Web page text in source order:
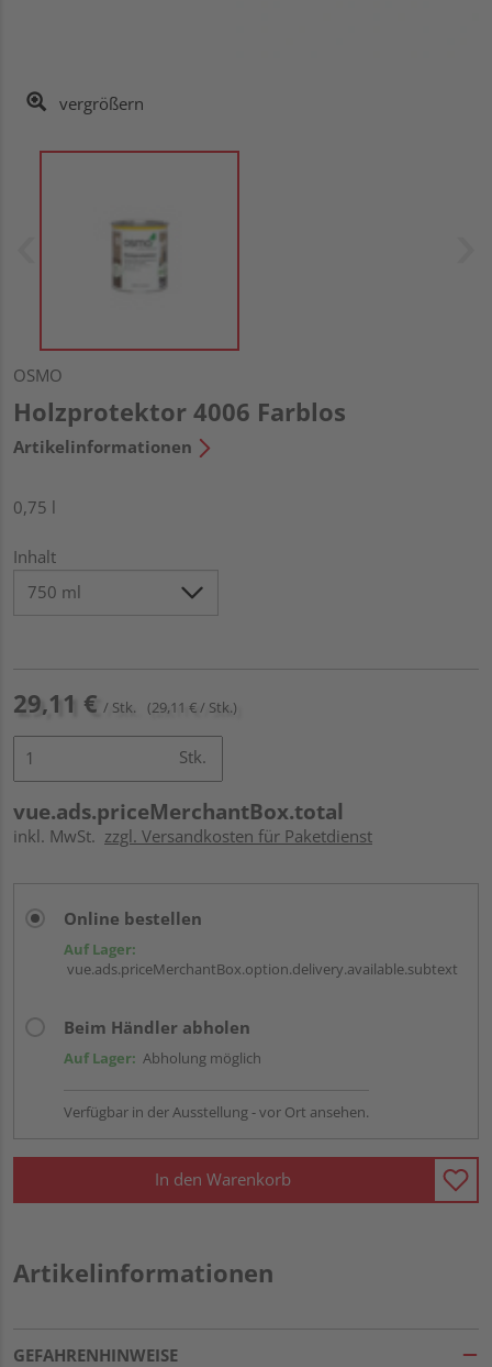
vergrößern
OSMO
Holzprotektor 4006 Farblos
Artikelinformationen
0,75 l
Inhalt
29,11 € / Stk. (29,11 € / Stk.)
Stk.
vue.ads.priceMerchantBox.total
inkl. MwSt. zzgl. Versandkosten für Paketdienst
Online bestellen
Auf Lager:
vue.ads.priceMerchantBox.option.delivery.available.subtext
Beim Händler abholen
Auf Lager: Abholung möglich
Verfügbar in der Ausstellung - vor Ort ansehen.
In den Warenkorb
Artikelinformationen
GEFAHRENHINWEISE